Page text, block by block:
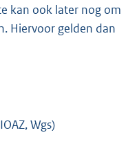
kan ook later nog om
Hiervoor gelden dan
Wgs)